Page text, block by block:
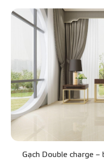
Gạch Double charge –